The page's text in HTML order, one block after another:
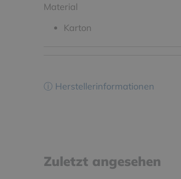
Material
Karton
ⓘ Herstellerinformationen
Zuletzt angesehen